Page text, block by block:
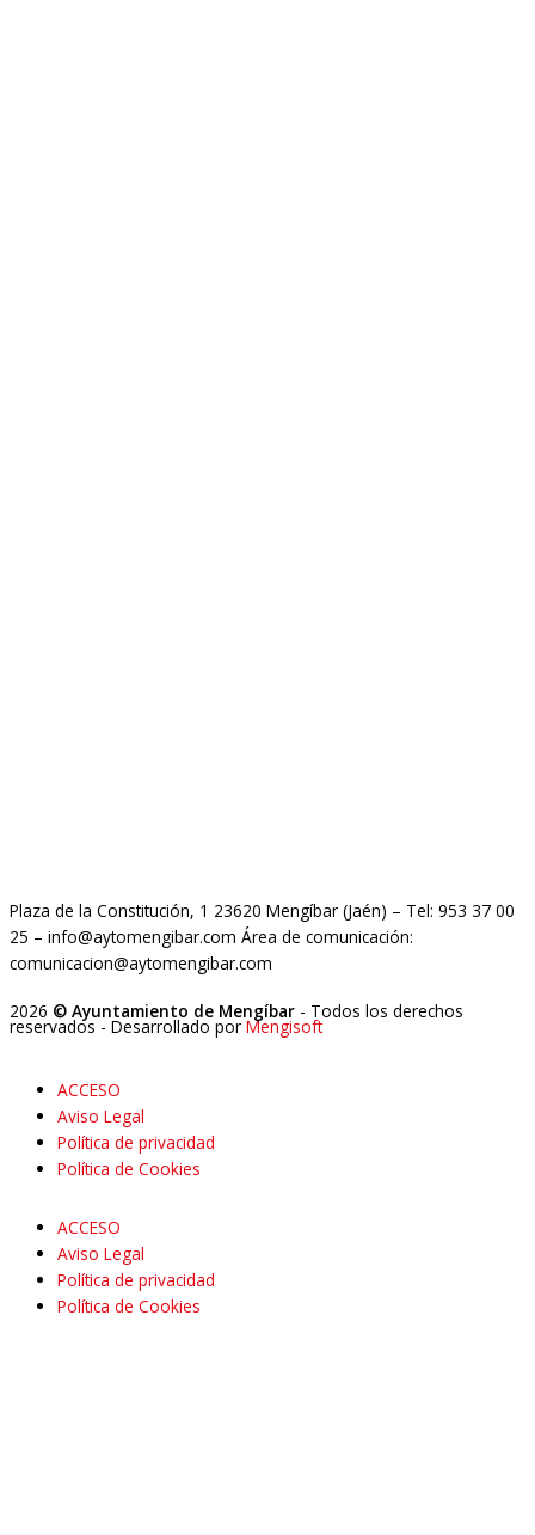
Plaza de la Constitución, 1 23620 Mengíbar (Jaén) – Tel: 953 37 00
25 – info@aytomengibar.com Área de comunicación:
comunicacion@aytomengibar.com
2026 © Ayuntamiento de Mengíbar - Todos los derechos
reservados - Desarrollado por Mengisoft
ACCESO
Aviso Legal
Política de privacidad
Política de Cookies
ACCESO
Aviso Legal
Política de privacidad
Política de Cookies